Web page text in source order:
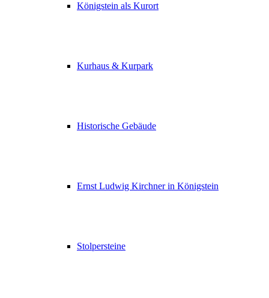
Königstein als Kurort
Kurhaus & Kurpark
Historische Gebäude
Ernst Ludwig Kirchner in Königstein
Stolpersteine